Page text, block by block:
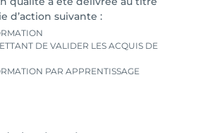
d’action suivante :
DE VALIDER LES ACQUIS DE
PAR APPRENTISSAGE